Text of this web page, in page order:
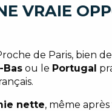
VRAIE
de Paris, bien
Bas ou le Portugal
nette, même